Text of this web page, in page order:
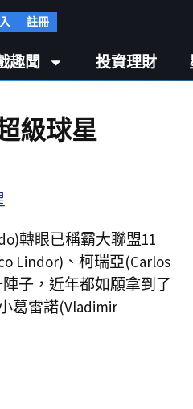
註冊
趣聞 投資理財
級球星
轉眼已稱霸大聯盟11
Lindor)、柯瑞亞(Carlos
子，近年都如願拿到了
葛雷諾(Vladimir